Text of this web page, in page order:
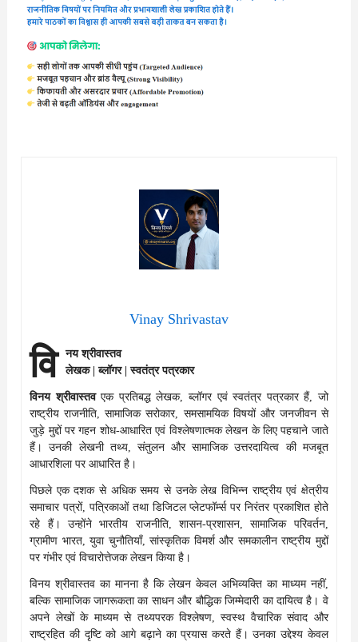
Vinay Shrivastav
वि
नय श्रीवास्तव
लेखक | ब्लॉगर | स्वतंत्र पत्रकार
विनय श्रीवास्तवएक प्रतिबद्ध लेखक, ब्लॉगर एवं स्वतंत्र पत्रकार हैं, जो
राष्ट्रीय राजनीति, सामाजिक सरोकार, समसामयिक विषयों और जनजीवन से
जुड़े मुद्दों पर गहन शोध-आधारित एवं विश्लेषणात्मक लेखन के लिए पहचाने जाते
हैं। उनकी लेखनी तथ्य, संतुलन और सामाजिक उत्तरदायित्व की मजबूत
आधारशिला पर आधारित है।
पिछले एक दशक से अधिक समय से उनके लेख विभिन्न राष्ट्रीय एवं क्षेत्रीय
समाचार पत्रों, पत्रिकाओं तथा डिजिटल प्लेटफॉर्म्स पर निरंतर प्रकाशित होते
रहे हैं। उन्होंने भारतीय राजनीति, शासन-प्रशासन, सामाजिक परिवर्तन,
ग्रामीण भारत, युवा चुनौतियाँ, सांस्कृतिक विमर्श और समकालीन राष्ट्रीय मुद्दों
पर गंभीर एवं विचारोत्तेजक लेखन किया है।
विनय श्रीवास्तव का मानना है कि लेखन केवल अभिव्यक्ति का माध्यम नहीं,
बल्कि सामाजिक जागरूकता का साधन और बौद्धिक जिम्मेदारी का दायित्व है। वे
अपने लेखों के माध्यम से तथ्यपरक विश्लेषण, स्वस्थ वैचारिक संवाद और
राष्ट्रहित की दृष्टि को आगे बढ़ाने का प्रयास करते हैं। उनका उद्देश्य केवल